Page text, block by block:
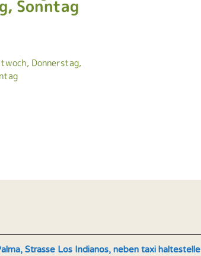
Sonntag
Donnerstag,
Strasse Los Indianos, neben taxi haltestelle